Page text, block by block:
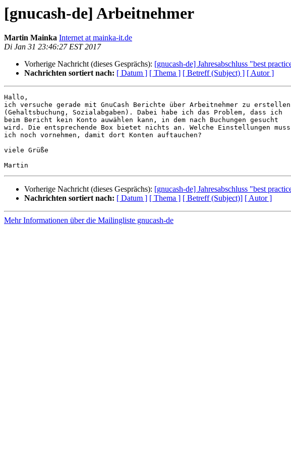
[gnucash-de] Arbeitnehmer
Martin Mainka Internet at mainka-it.de
Di Jan 31 23:46:27 EST 2017
Vorherige Nachricht (dieses Gesprächs): [gnucash-de] Jahresabschluss "best
Nachrichten sortiert nach: [ Datum ] [ Thema ] [ Betreff (Subject) ] [ Autor ]
Hallo,
ich versuche gerade mit GnuCash Berichte über Arbeitnehmer zu erstellen
(Gehaltsbuchung, Sozialabgaben). Dabei habe ich das Problem, dass ich
beim Bericht kein Konto auwählen kann, in dem nach Buchungen gesucht
wird. Die entsprechende Box bietet nichts an. Welche Einstellungen muss
ich noch vornehmen, damit dort Konten auftauchen?
viele Grüße
Vorherige Nachricht (dieses Gesprächs): [gnucash-de] Jahresabschluss "best
Nachrichten sortiert nach: [ Datum ] [ Thema ] [ Betreff (Subject)] [ Autor ]
Mehr Informationen über die Mailingliste gnucash-de